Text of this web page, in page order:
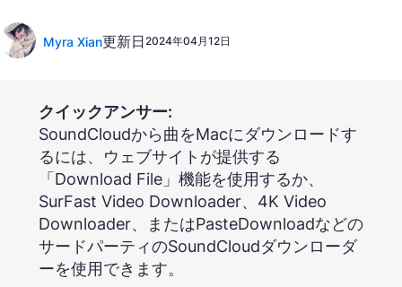
Myra Xian更新日2024年04月12日
クイックアンサー:
SoundCloudから曲をMacにダウンロードす
るには、ウェブサイトが提供する
「Download File」機能を使用するか、
SurFast Video Downloader、4K Video
Downloader、またはPasteDownloadなどの
サードパーティのSoundCloudダウンローダ
ーを使用できます。